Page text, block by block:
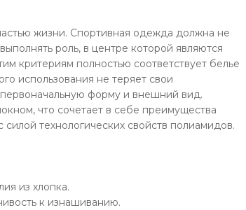
жизни. Спортивная одежда должна не
роль, в центре которой являются
критериям полностью соответствует белье
использования не теряет свои
форму и внешний вид.
что сочетает в себе преимущества
технологических свойств полиамидов.
из хлопка.
к изнашиванию.